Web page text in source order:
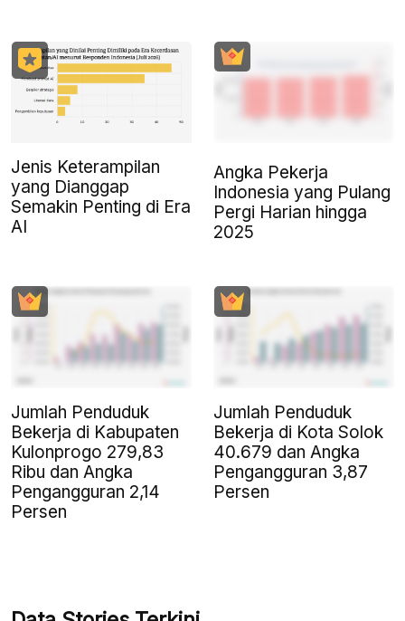
Jenis Keterampilan
yang Dianggap
Semakin Penting di Era
AI
Angka Pekerja
Indonesia yang Pulang
Pergi Harian hingga
2025
Jumlah Penduduk
Bekerja di Kabupaten
Kulonprogo 279,83
Ribu dan Angka
Pengangguran 2,14
Persen
Jumlah Penduduk
Bekerja di Kota Solok
40.679 dan Angka
Pengangguran 3,87
Persen